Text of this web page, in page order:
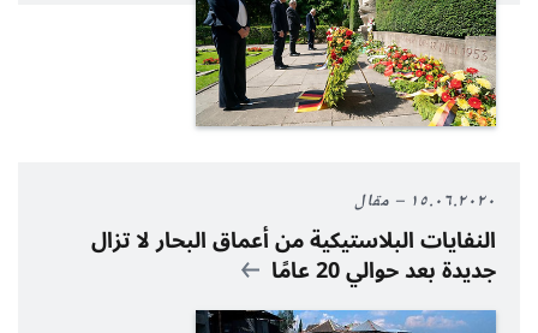
١٥.٠٦.٢٠٢٠ مقال
النفايات البلاستيكية من أعماق البحار لا تزال
جديدة بعد حوالي 20 عامًا